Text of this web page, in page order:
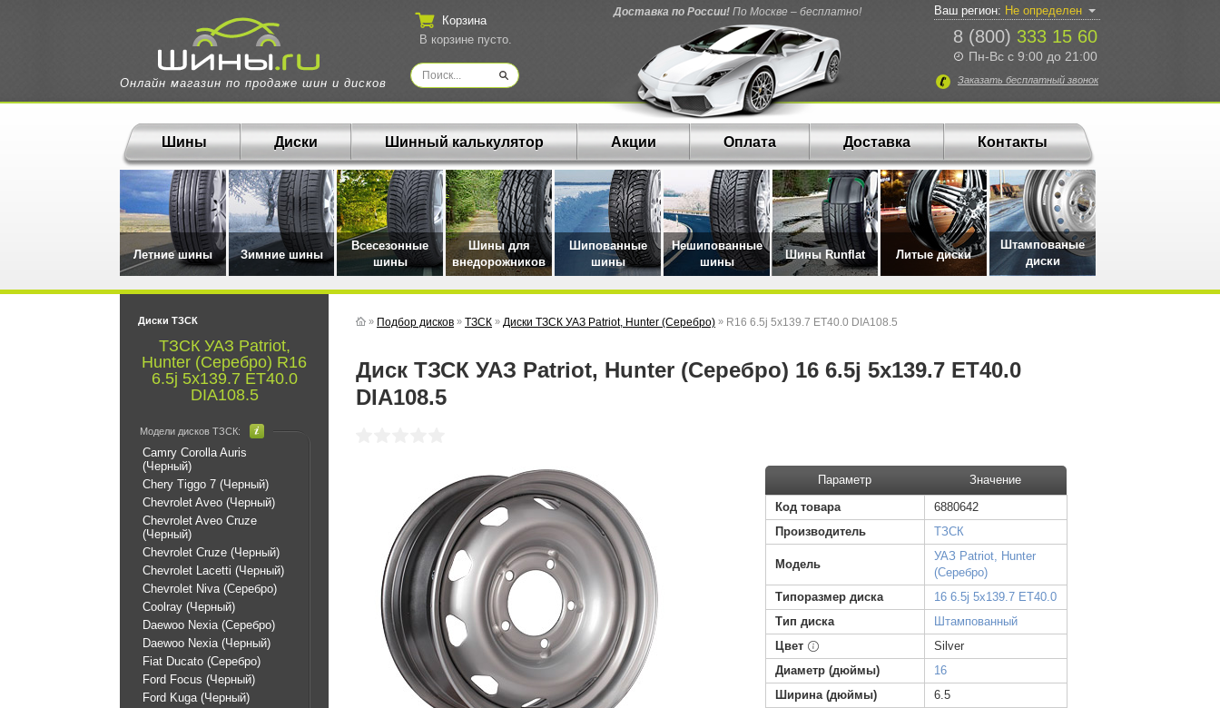
Онлайн магазин по продаже шин и дисков
Доставка по России! По Москве – бесплатно!
8 (800) 333 15 60
Пн-Вс с 9:00 до 21:00
Заказать бесплатный звонок
Корзина
В корзине пусто.
Ваш регион: Не определен
Шины Диски Шинный калькулятор Акции Оплата Доставка Контакты
Летние шины Зимние шины
Всесезонные
шины
Шины для
внедорожников
Шипованные
шины
Нешипованные
шины
Шины Runflat Литые диски
Штампованые
диски
Диски ТЗСК
ТЗСК УАЗ Patriot,
Hunter (Серебро) R16
6.5j 5x139.7 ET40.0
DIA108.5
Модели дисков ТЗСК:
Camry Corolla Auris
(Черный)
Chery Tiggo 7 (Черный)
Chevrolet Aveo (Черный)
Chevrolet Aveo Cruze
(Черный)
Chevrolet Cruze (Черный)
Chevrolet Lacetti (Черный)
Chevrolet Niva (Серебро)
Coolray (Черный)
Daewoo Nexia (Серебро)
Daewoo Nexia (Черный)
Fiat Ducato (Серебро)
Ford Focus (Черный)
Ford Kuga (Черный)
» Подбор дисков » ТЗСК » Диски ТЗСК УАЗ Patriot, Hunter (Серебро) » R16 6.5j 5x139.7 ET40.0 DIA108.5
Диск ТЗСК УАЗ Patriot, Hunter (Серебро) 16 6.5j 5x139.7 ET40.0
DIA108.5
Параметр
Значение
Код товара
6880642
Производитель
ТЗСК
Модель
УАЗ Patriot, Hunter
(Серебро)
Типоразмер диска
16 6.5j 5x139.7 ET40.0
Тип диска
Штампованный
Цвет
Silver
Диаметр (дюймы)
16
Ширина (дюймы)
6.5